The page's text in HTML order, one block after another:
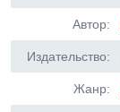
Автор:
Издательство:
Жанр: